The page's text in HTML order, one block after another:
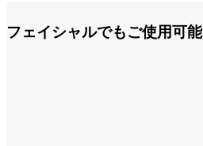
フェイシャルでもご使用可能